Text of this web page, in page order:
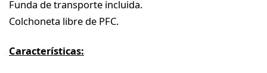
Funda de transporte incluida.
Colchoneta libre de PFC.
Características: